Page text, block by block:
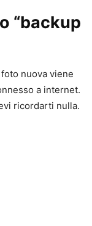
“backup
nuova viene
a internet.
ricordarti nulla.